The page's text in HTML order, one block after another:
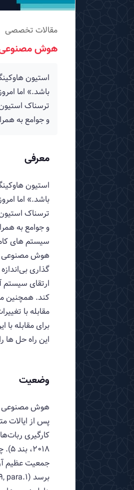
مقالات تخصصی
هوش مصنوعی
باشد.» اما
ترسناک
و جوامع به
معرفی
باشد.» اما
ترسناک
هوش مصنوعی
گذاری
ارتقای سیستم
کند. همچنین
مقابله با
برای مقابله
این راه حل ها
وضعیت